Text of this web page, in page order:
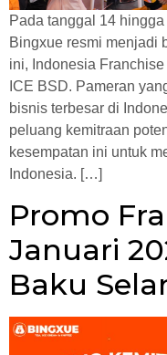
Pada tanggal 14
Bingxue resmi menjadi
ini, Indonesia
ICE BSD. Pameran
bisnis terbesar di
peluang kemitraan
kesempatan ini untuk
Indonesia. […]
Promo
Januari
Baku